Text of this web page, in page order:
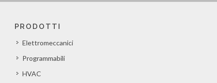
PRODOTTI
Elettromeccanici
Programmabili
HVAC